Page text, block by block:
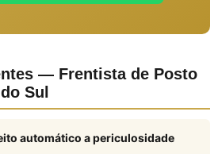
— Frentista de Posto
Sul
automático a periculosidade